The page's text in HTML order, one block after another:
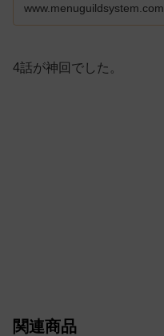
www.menuguildsystem.com
4話が神回でした。
関連商品